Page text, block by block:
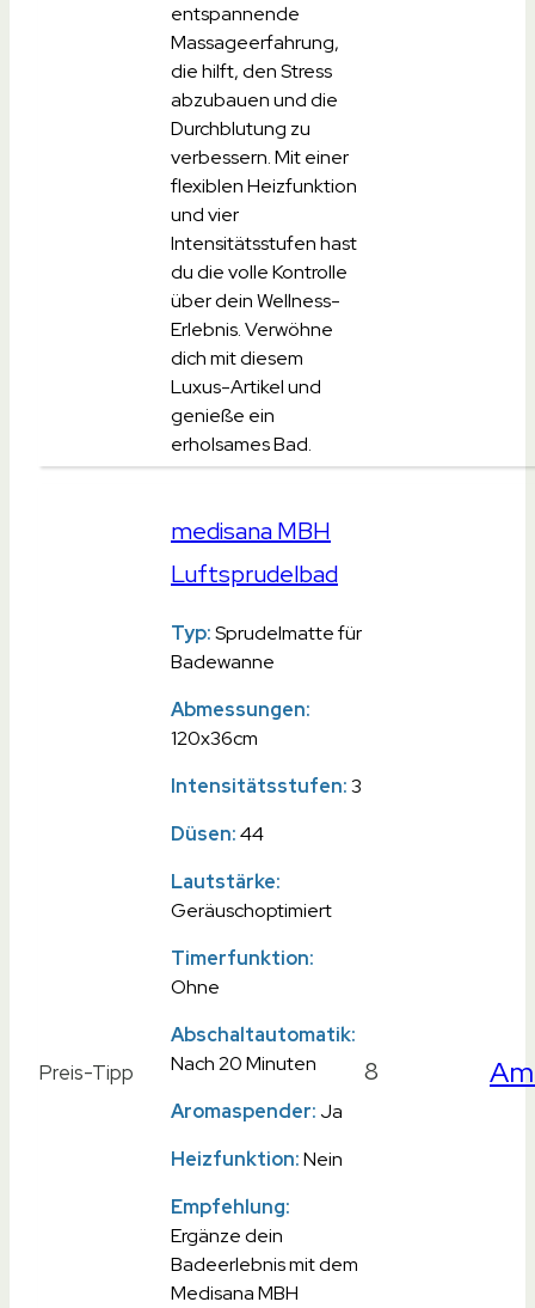
entspannende
Massageerfahrung,
die hilft, den Stress
abzubauen und die
Durchblutung zu
verbessern. Mit einer
flexiblen Heizfunktion
und vier
Intensitätsstufen hast
du die volle Kontrolle
über dein Wellness-
Erlebnis. Verwöhne
dich mit diesem
Luxus-Artikel und
genieße ein
erholsames Bad.
Preis-Tipp
medisana MBH
Luftsprudelbad
Typ:Sprudelmatte für
Badewanne
Abmessungen:
120x36cm
Intensitätsstufen:3
Düsen:44
Lautstärke:
Geräuschoptimiert
Timerfunktion:
Ohne
Abschaltautomatik:
Nach 20 Minuten
Aromaspender: Ja
Heizfunktion:Nein
Empfehlung:
Ergänze dein
Badeerlebnis mit dem
Medisana MBH
8